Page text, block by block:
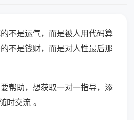
不是运气，而是被人用代码算
不是钱财，而是对人性最后那
帮助，想获取一对一指导，添
时交流 。